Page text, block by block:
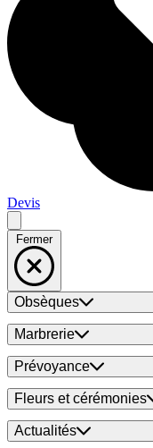
Devis
Fermer
Obsèques
Marbrerie
Prévoyance
Fleurs et cérémonies
Actualités